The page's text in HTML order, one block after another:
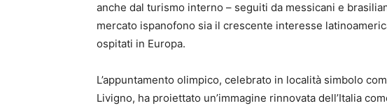
anche dal turismo interno – seguiti da messicani e
mercato ispanofono sia il crescente interesse
ospitati in Europa.
L’appuntamento olimpico, celebrato in località simbolo
Livigno, ha proiettato un’immagine rinnovata dell’Italia